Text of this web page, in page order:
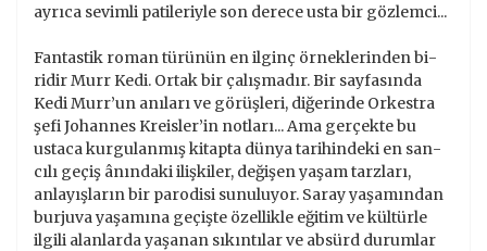
ayrıca sevimli patileriyle son derece usta bir göz­lemci...
Fantastik roman türünün en ilginç örneklerinden bi­
ridir Murr Kedi. Ortak bir çalışmadır. Bir sayfasında
Kedi Murr’un anıları ve görüşleri, diğerinde Orkestra
şefi Johannes Kreisler’in notları... Ama gerçekte bu
ustaca kurgulanmış kitapta dünya tarihindeki en san­
cılı geçiş ânındaki ilişkiler, değişen yaşam tarzları,
anlayışların bir parodisi sunuluyor. Saray yaşamın­dan
burjuva yaşamına geçişte özellikle eğitim ve kültürle
ilgili alanlarda yaşanan sıkıntılar ve absürd durumlar